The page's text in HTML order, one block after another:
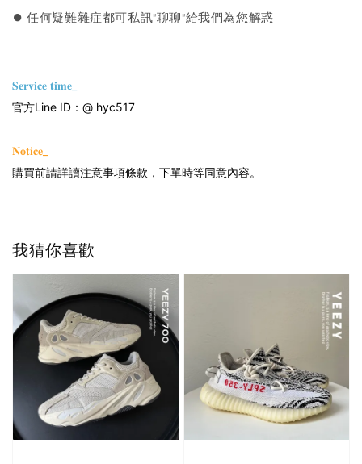
⏺︎ 任何疑難雜症都可私訊"聊聊"給我們為您解惑
𝐒𝐞𝐫𝐯𝐢𝐜𝐞 𝐭𝐢𝐦𝐞_
官方Line ID：@ hyc517
𝐍𝐨𝐭𝐢𝐜𝐞_
購買前請詳讀注意事項條款，下單時等同意內容。
我猜你喜歡